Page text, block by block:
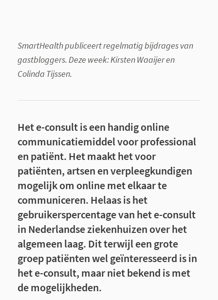
SmartHealth publiceert regelmatig bijdrages van
gastbloggers. Deze week: Kirsten Waaijer en
Colinda Tijssen.
Het e-consult is een handig online
communicatiemiddel voor professional
en patiënt. Het maakt het voor
patiënten, artsen en verpleegkundigen
mogelijk om online met elkaar te
communiceren. Helaas is het
gebruikerspercentage van het e-consult
in Nederlandse ziekenhuizen over het
algemeen laag. Dit terwijl een grote
groep patiënten wel geïnteresseerd is in
het e-consult, maar niet bekend is met
de mogelijkheden.